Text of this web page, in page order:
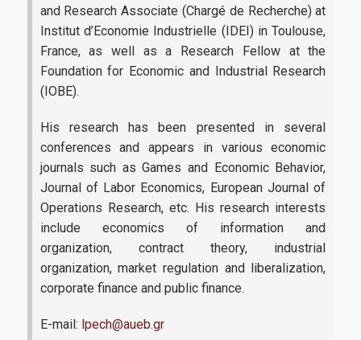
and Research Associate (Chargé de Recherche) at
Institut d’Economie Industrielle (IDEI) in Toulouse,
France, as well as a Research Fellow at the
Foundation for Economic and Industrial Research
(IOBE).
His research has been presented in several
conferences and appears in various economic
journals such as Games and Economic Behavior,
Journal of Labor Economics, European Journal of
Operations Research, etc. His research interests
include economics of information and
organization, contract theory, industrial
organization, market regulation and liberalization,
corporate finance and public finance.
E-mail: lpech@aueb.gr